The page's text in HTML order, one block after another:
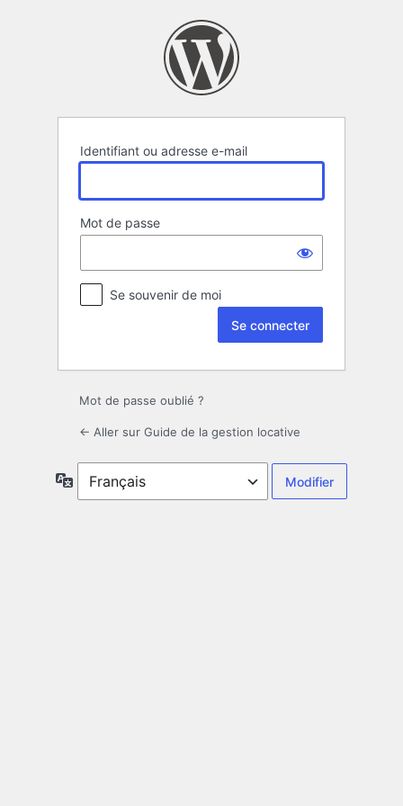
Identifiant ou adresse e-mail
Mot de passe
Se souvenir de moi
Mot de passe oublié ?
← Aller sur Guide de la gestion locative
Langue